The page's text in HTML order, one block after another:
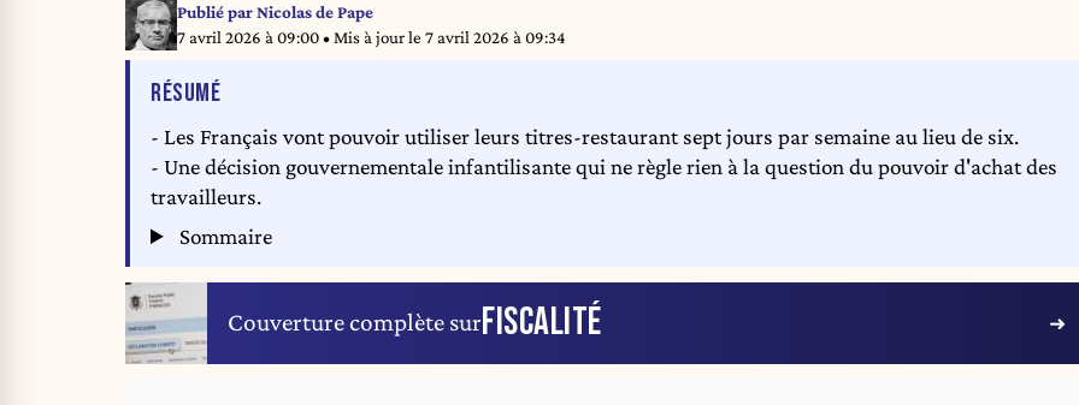
Publié parNicolas de Pape
7 avril 2026 à 09:00• Mis à jour le 7 avril 2026 à 09:34
RÉSUMÉDE L'ARTICLE
- Les Français vont pouvoir utiliser leurs titres-restaurant sept jours par semaine au lieu de six.
- Une décision gouvernementale infantilisante qui ne règle rien à la question du pouvoir d'achat des
travailleurs.
Sommaire
Couverture complète surFISCALITÉ